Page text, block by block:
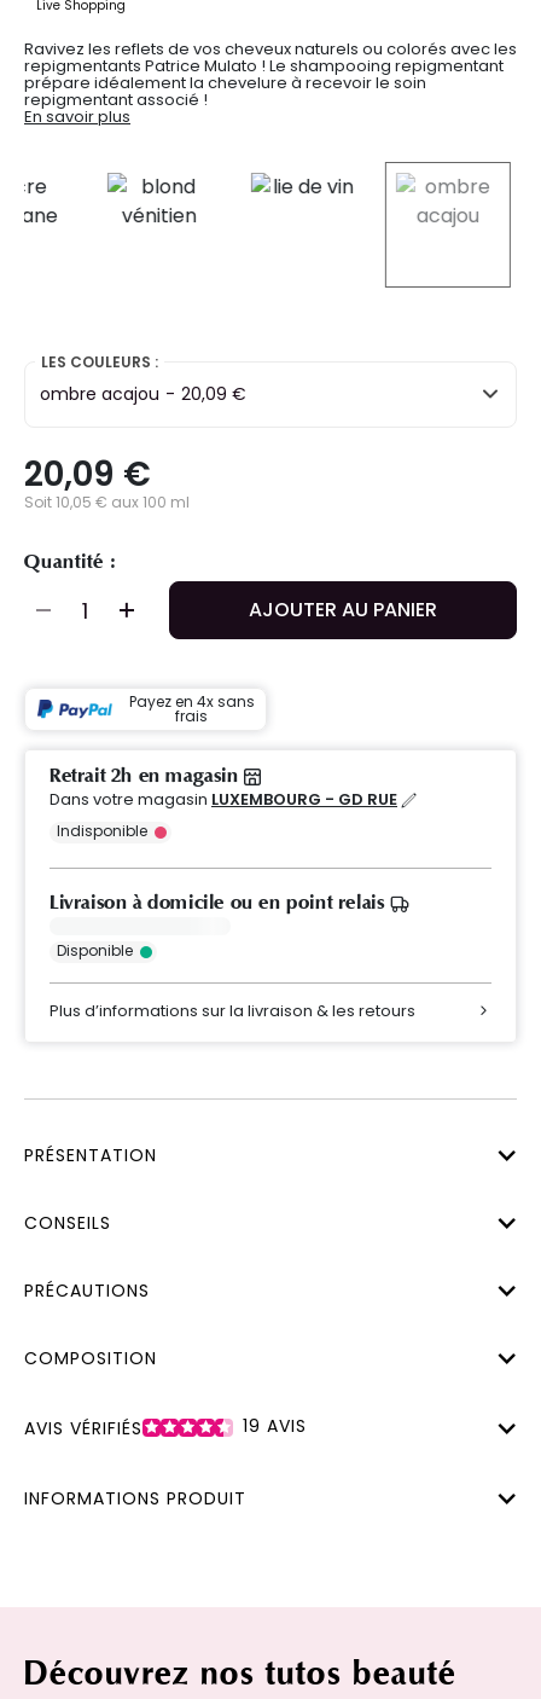
Ravivez les reflets de vos cheveux naturels ou colorés avec les
repigmentants Patrice Mulato ! Le shampooing repigmentant
prépare idéalement la chevelure à recevoir le soin
repigmentant associé !
En savoir plus
selected
LES COULEURS :
ombre acajou - 20,09 €
20,09 €
Soit 10,05 € aux 100 ml
Quantité :
AJOUTER AU PANIER
Payez en 4x sans
frais
Retrait 2h en magasin
Dans votre magasin LUXEMBOURG - GD RUE
Indisponible
Livraison à domicile ou en point relais
Disponible
Plus d’informations sur la livraison & les retours
PRÉSENTATION
CONSEILS
PRÉCAUTIONS
COMPOSITION
AVIS VÉRIFIÉS 19 AVIS
INFORMATIONS PRODUIT
Découvrez nos tutos beauté